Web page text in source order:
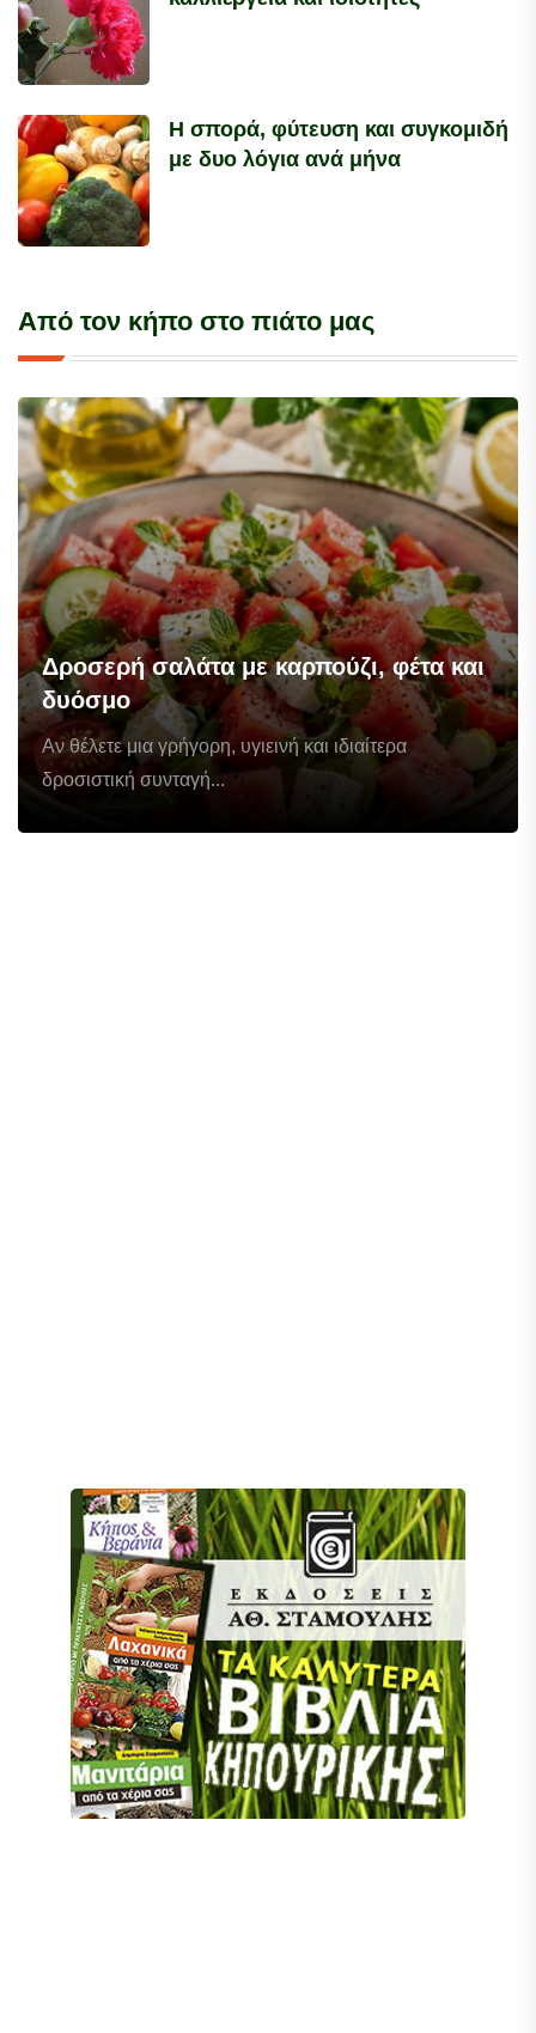
Η σπορά, φύτευση και συγκομιδή
με δυο λόγια ανά μήνα
Από τον κήπο στο πιάτο μας
Δροσερή σαλάτα με καρπούζι, φέτα και
δυόσμο
Αν θέλετε μια γρήγορη, υγιεινή και ιδιαίτερα
δροσιστική συνταγή...